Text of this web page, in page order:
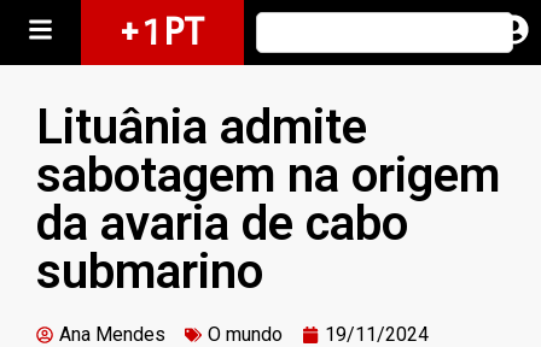
+ 1 PT
Lituânia admite
sabotagem na origem
da avaria de cabo
submarino
Ana Mendes O mundo
19/11/2024